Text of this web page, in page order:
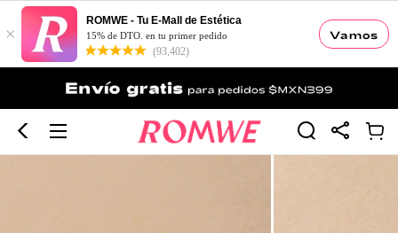
Vamos
×
ROMWE - Tu E-Mall de Estética
15% de DTO. en tu primer pedido
(93,402)